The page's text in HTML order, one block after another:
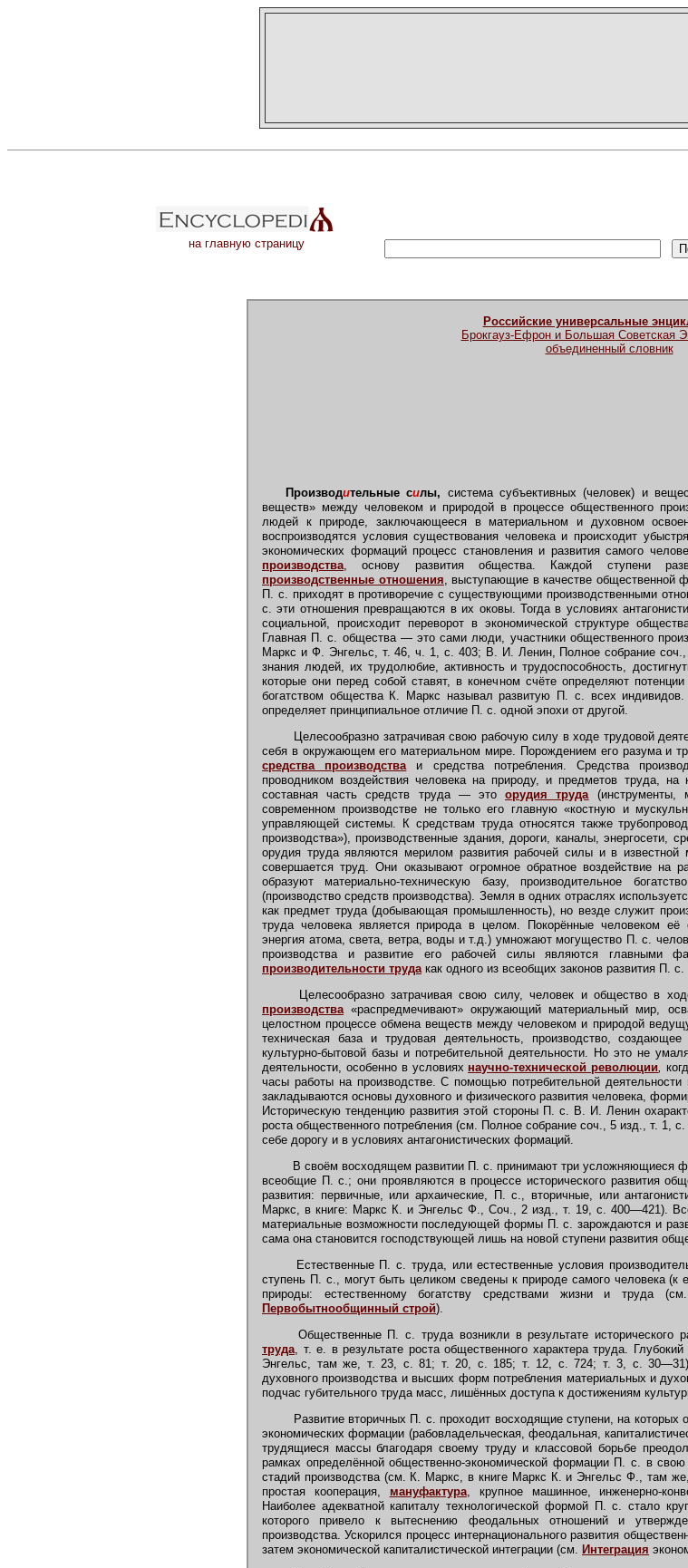
на главную страницу
Российские универсальные
Брокгауз-Ефрон и Большая Советская
объединенный словник
Производительные силы, система субъективных (человек) и
веществ» между человеком и природой в процессе общественного
людей к природе, заключающееся в материальном и духовном
воспроизводятся условия существования человека и происходит
экономических формаций процесс становления и развития самого
производства,
основу развития общества. Каждой ступени
производственные отношения, выступающие в качестве общественной
П. с. приходят в противоречие с существующими производственными
с. эти отношения превращаются в их оковы. Тогда в условиях
социальной, происходит переворот в экономической структуре
Главная П. с. общества — это сами люди, участники общественного
Маркс и Ф. Энгельс, т. 46, ч. 1, с. 403; В. И. Ленин, Полное собрание
знания людей, их трудолюбие, активность и трудоспособность,
которые они перед собой ставят, в конечном счёте определяют
богатством общества К. Маркс называл развитую П. с. всех
определяет принципиальное отличие П. с. одной эпохи от другой.
Целесообразно затрачивая свою рабочую силу в ходе трудовой
себя в окружающем его материальном мире. Порождением его разума и
средства производстваи средства потребления. Средства
проводником воздействия человека на природу, и предметов труда,
составная часть средств труда — этоорудия труда(инструменты,
современном производстве не только его главную «костную и
управляющей системы. К средствам труда относятся также
производства»), производственные здания, дороги, каналы, энергосети,
орудия труда являются мерилом развития рабочей силы и в известной
совершается труд. Они оказывают огромное обратное воздействие на
образуют материально-техническую базу, производительное
(производство средств производства). Земля в одних отраслях
как предмет труда (добывающая промышленность), но везде служит
труда человека является природа в целом. Покорённые человеком её
энергия атома, света, ветра, воды и т.д.) умножают могущество П. с.
производства и развитие его рабочей силы являются главными
производительности трудакак одного из всеобщих законов развития П. с.
Целесообразно затрачивая свою силу, человек и общество в
производства«распредмечивают» окружающий материальный мир,
целостном процессе обмена веществ между человеком и природой
техническая база и трудовая деятельность, производство,
культурно-бытовой базы и потребительной деятельности. Но это не
деятельности, особенно в условиях научно-технической революции,
часы работы на производстве. С помощью потребительной
закладываются основы духовного и физического развития человека,
Историческую тенденцию развития этой стороны П. с. В. И. Ленин
роста общественного потребления (см. Полное собрание соч., 5 изд., т.
себе дорогу и в условиях антагонистических формаций.
В своём восходящем развитии П. с. принимают три усложняющиеся
всеобщие П. с.; они проявляются в процессе исторического развития
развития: первичные, или архаические, П. с., вторичные, или
Маркс, в книге: Маркс К. и Энгельс Ф., Соч., 2 изд., т. 19, с. 400—421).
материальные возможности последующей формы П. с. зарождаются и
сама она становится господствующей лишь на новой ступени развития
Естественные П. с. труда, или естественные условия
ступень П. с., могут быть целиком сведены к природе самого человека
природы: естественному богатству средствами жизни и
Первобытнообщинный строй).
Общественные П. с. труда возникли в результате исторического
труда, т. е. в результате роста общественного характера труда.
Энгельс, там же, т. 23, с. 81; т. 20, с. 185; т. 12, с. 724; т. 3, с. 30—31)
духовного производства и высших форм потребления материальных и
подчас губительного труда масс, лишённых доступа к достижениям
Развитие вторичных П. с. проходит восходящие ступени, на которых
экономических формации (рабовладельческая, феодальная,
трудящиеся массы благодаря своему труду и классовой борьбе
рамках определённой общественно-экономической формации П. с. в свою
стадий производства (см. К. Маркс, в книге Маркс К. и Энгельс Ф., там
простая кооперация, мануфактура, крупное машинное, инженерно-
Наиболее адекватной капиталу технологической формой П. с. стало
которого привело к вытеснению феодальных отношений и
производства. Ускорился процесс интернационального развития
затем экономической капиталистической интеграции (см. Интеграция